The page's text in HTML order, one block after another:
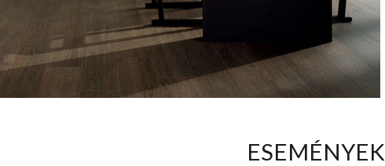
ESEMÉNYEK